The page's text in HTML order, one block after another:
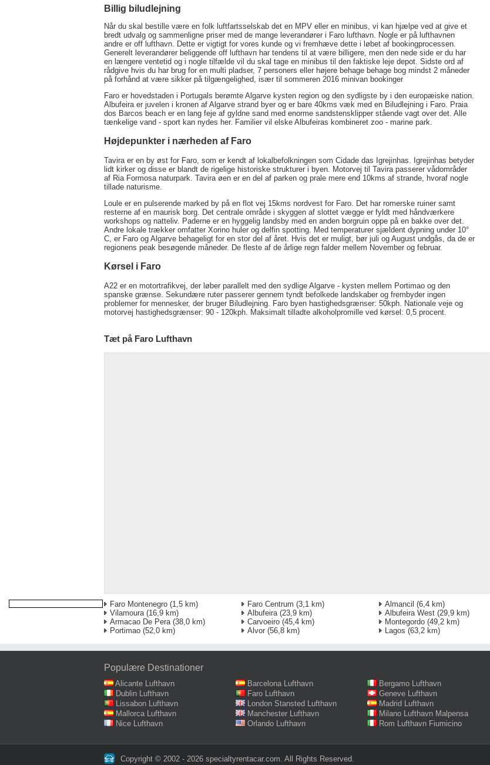
Billig biludlejning
Når du skal bestille være en folk luftfartsselskab det en MPV eller en minibus, vi kan hjælpe ved at give et
bredt udvalg og sammenligne priser med de mange leverandører i Faro lufthavn. Nogle er på lufthavnen
andre er off lufthavn. Dette er vigtigt for vores kunde og vi fremhæve dette i løbet af bookingprocessen.
Generelt leverandører beliggende off lufthavn har tendens til at være billigere, men den nede side er du har
en længere ventetid og i nogle tilfælde vil du skal tage en minibus til den faktiske leje depot. Sidste ord af
rådgive hvis du har brug for en multi pladser, 7 personers eller højere behage behage bog mindst 2 måneder
på forhånd at være sikker på tilgængelighed, især til sommeren 2016 minivan bookinger
Faro er hovedstaden i Portugals berømte Algarve kysten region og den sydligste by i den europæiske nation.
Albufeira er juvelen i kronen af Algarve strand byer og er bare 40kms væk med en Biludlejning i Faro. Praia
dos Barcos beach er en lang feje af gyldne sand med enorme sandstensklipper stående vagt over det. Alle
tænkelige vand - sport kan nydes her. Familier vil elske Albufeiras kombineret zoo - marine park.
Højdepunkter i nærheden af Faro
Tavira er en by øst for Faro, som er kendt af lokalbefolkningen som Cidade das Igrejinhas. Igrejinhas betyder
lidt kirker og disse er blandt de rigelige historiske strukturer i byen. Motorvej til Tavira passerer vådområder
af Ria Formosa naturpark. Tavira øen er en del af parken og prale mere end 10kms af strande, hvoraf nogle
tillade naturisme.
Loule er en pulserende marked by på en flot vej 15kms nordvest for Faro. Det har romerske ruiner samt
resterne af en maurisk borg. Det centrale område i skyggen af slottet vægge er fyldt med håndværkere
workshops og natteliv. Paderne er en hyggelig landsby med en anden borgruin oppe på en bakke over det.
Andre lokale trækker omfatter Xorino huler og delfin spotting. Med temperaturer sjældent dypning under 10°
C, er Faro og Algarve behageligt for en stor del af året. Hvis det er muligt, bør juli og August undgås, da de er
regionens peak besøgende måneder. De fleste af de årlige regn falder mellem November og februar.
Kørsel i Faro
A22 er en motortrafikvej, der løber parallelt med den sydlige Algarve - kysten mellem Portimao og den
spanske grænse. Sekundære ruter passerer gennem tyndt befolkede landskaber og frembyder ingen
problemer for mennesker, der bruger Biludlejning. Faro byen hastighedsgrænser: 50kph. Nationale veje og
motorvej hastighedsgrænser: 90 - 120kph. Maksimalt tilladte alkoholpromille ved kørsel: 0,5 procent.
Tæt på Faro Lufthavn
Faro Montenegro (1,5 km) Faro Centrum (3,1 km) Almancil (6,4 km)
Vilamoura (16,9 km) Albufeira (23,9 km) Albufeira West (29,9 km)
Armacao De Pera (38,0 km) Carvoeiro (45,4 km) Montegordo (49,2 km)
Portimao (52,0 km) Alvor (56,8 km) Lagos (63,2 km)
Populære Destinationer
Alicante Lufthavn Barcelona Lufthavn Bergamo Lufthavn
Dublin Lufthavn
Faro Lufthavn Geneve Lufthavn
Lissabon Lufthavn
London Stansted Lufthavn Madrid Lufthavn
Mallorca Lufthavn
Manchester Lufthavn Milano Lufthavn Malpensa
Nice Lufthavn
Orlando Lufthavn Rom Lufthavn Fiumicino
Copyright © 2002 - 2026 specialtyrentacar.com. All Rights Reserved.‎